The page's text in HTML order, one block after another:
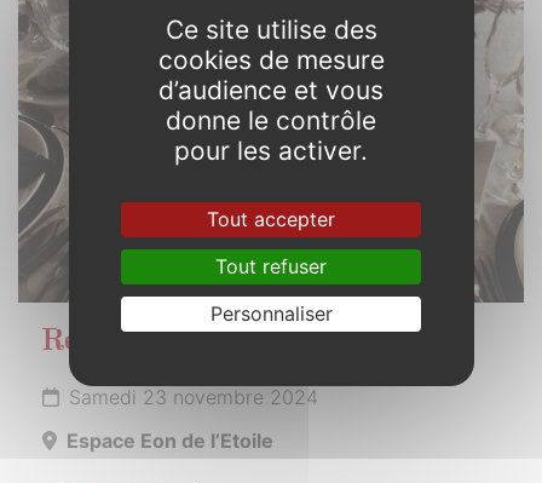
NOVEMBRE
Repas des anciens
Samedi 23 novembre 2024
Espace Eon de l’Etoile
Ce site utilise des
cookies de mesure
d’audience et vous
donne le contrôle
pour les activer.
Tout accepter
Tout refuser
Personnaliser